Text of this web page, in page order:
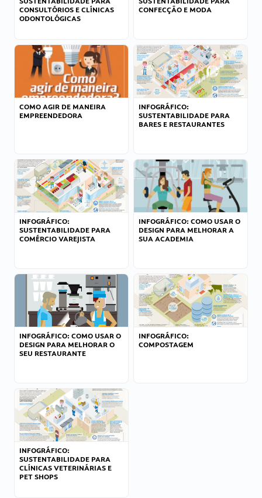
CONSULTÓRIOS E CLÍNICAS
ODONTOLÓGICAS
CONFECÇÃO E MODA
COMO AGIR DE MANEIRA
EMPREENDEDORA
INFOGRÁFICO:
SUSTENTABILIDADE PARA
BARES E RESTAURANTES
INFOGRÁFICO:
SUSTENTABILIDADE PARA
COMÉRCIO VAREJISTA
INFOGRÁFICO: COMO USAR O
DESIGN PARA MELHORAR A
SUA ACADEMIA
INFOGRÁFICO: COMO USAR O
DESIGN PARA MELHORAR O
SEU RESTAURANTE
INFOGRÁFICO:
COMPOSTAGEM
INFOGRÁFICO:
SUSTENTABILIDADE PARA
CLÍNICAS VETERINÁRIAS E
PET SHOPS